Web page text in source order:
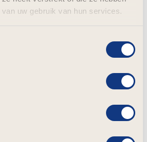
uw gebruik van hun services.